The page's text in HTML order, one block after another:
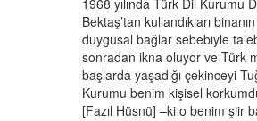
1968 yılında Türk Dil Kurumu
Bektaş’tan kullandıkları
duygusal bağlar sebebiyle
sonradan ikna oluyor ve Türk
başlarda yaşadığı çekinceyi
Kurumu benim kişisel
[Fazıl Hüsnü] –ki o benim şiir